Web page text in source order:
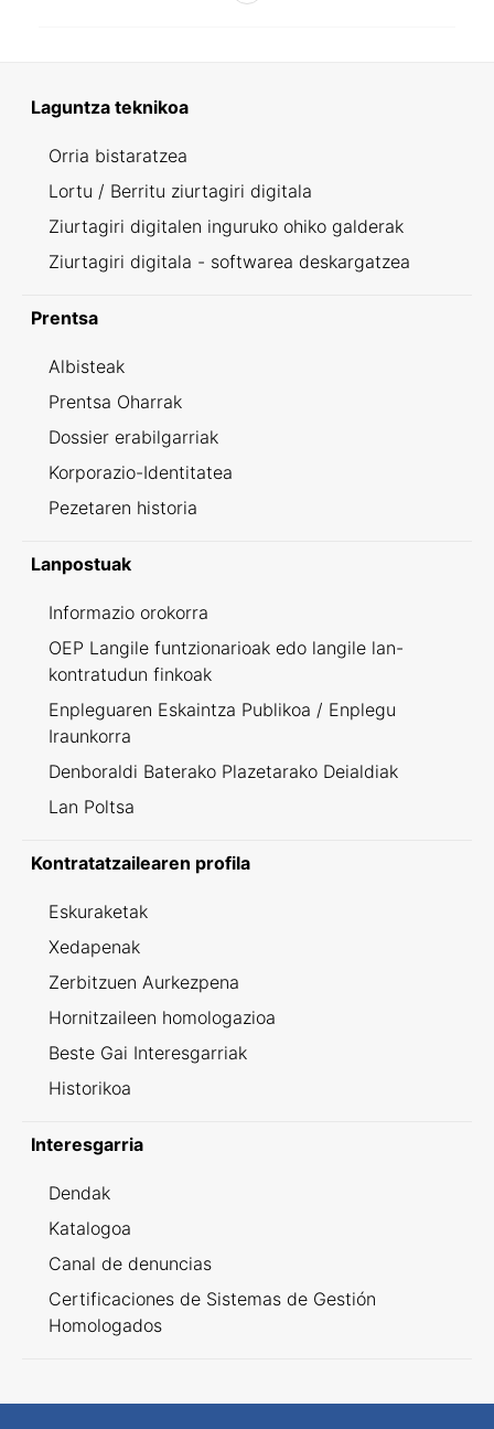
Laguntza teknikoa
Orria bistaratzea
Lortu / Berritu ziurtagiri digitala
Ziurtagiri digitalen inguruko ohiko galderak
Ziurtagiri digitala - softwarea deskargatzea
Prentsa
Albisteak
Prentsa Oharrak
Dossier erabilgarriak
Korporazio-Identitatea
Pezetaren historia
Lanpostuak
Informazio orokorra
OEP Langile funtzionarioak edo langile lan-
kontratudun finkoak
Enpleguaren Eskaintza Publikoa / Enplegu
Iraunkorra
Denboraldi Baterako Plazetarako Deialdiak
Lan Poltsa
Kontratatzailearen profila
Eskuraketak
Xedapenak
Zerbitzuen Aurkezpena
Hornitzaileen homologazioa
Beste Gai Interesgarriak
Historikoa
Interesgarria
Dendak
Katalogoa
Canal de denuncias
Certificaciones de Sistemas de Gestión
Homologados